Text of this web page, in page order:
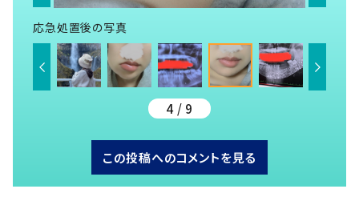
応急処置後の写真
4 / 9
この投稿へのコメントを見る